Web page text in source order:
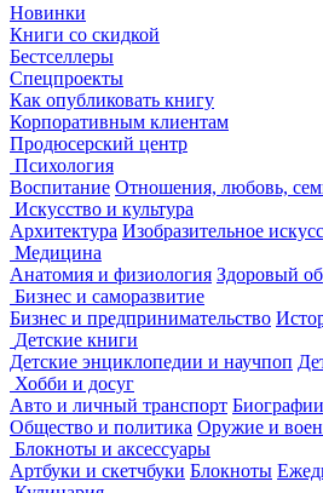
Новинки
Книги со скидкой
Бестселлеры
Спецпроекты
Как опубликовать книгу
Корпоративным клиентам
Продюсерский центр
Психология
Воспитание Отношения, любовь,
Искусство и культура
Архитектура Изобразительное
Медицина
Анатомия и физиология Здоровый
Бизнес и саморазвитие
Бизнес и предпринимательство
Детские книги
Детские энциклопедии и научпоп
Хобби и досуг
Авто и личный транспорт
Общество и политика Оружие и
Блокноты и аксессуары
Артбуки и скетчбуки Блокноты